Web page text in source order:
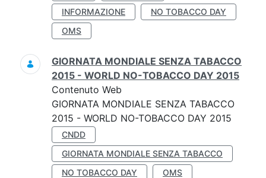
INFORMAZIONE
NO TOBACCO DAY
OMS
GIORNATA MONDIALE SENZA TABACCO
2015 - WORLD NO-TOBACCO DAY 2015
Contenuto Web
GIORNATA MONDIALE SENZA TABACCO
2015 - WORLD NO-TOBACCO DAY 2015
CNDD
GIORNATA MONDIALE SENZA TABACCO
NO TOBACCO DAY
OMS